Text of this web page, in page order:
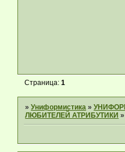
Страница:1
»Униформистика »
ЛЮБИТЕЛЕЙ АТРИБУТИКИ »